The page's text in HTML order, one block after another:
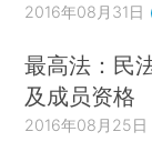
2016年08月31日
最高法：民
及成员资格
2016年08月25日